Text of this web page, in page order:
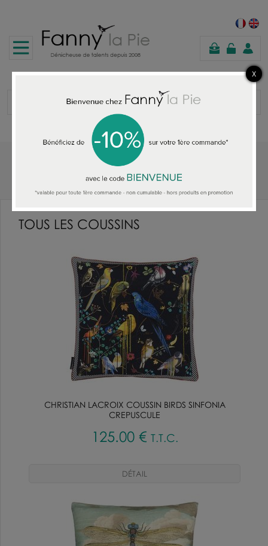
panier
Accueil TOUS LES COUSSINS
TOUS LES COUSSINS
CHRISTIAN LACROIX COUSSIN BIRDS SINFONIA
CREPUSCULE
125.00 € T.T.C.